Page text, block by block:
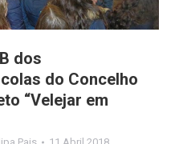
dos
do Concelho
“Velejar em